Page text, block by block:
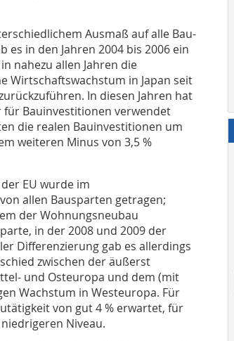
Ausmaß auf alle Bau-
in den Jahren 2004 bis 2006 ein
nahezu allen Jahren die
Wirtschaftswachstum in Japan seit
In diesen Jahren hat
Bauinvestitionen verwendet
die realen Bauinvestitionen um
weiteren Minus von 3,5 %
EU wurde im
allen Bausparten getragen;
der Wohnungsneubau
in der 2008 und 2009 der
Differenzierung gab es allerdings
zwischen der äußerst
und Osteuropa und dem (mit
Wachstum in Westeuropa. Für
von gut 4 % erwartet, für
Niveau.